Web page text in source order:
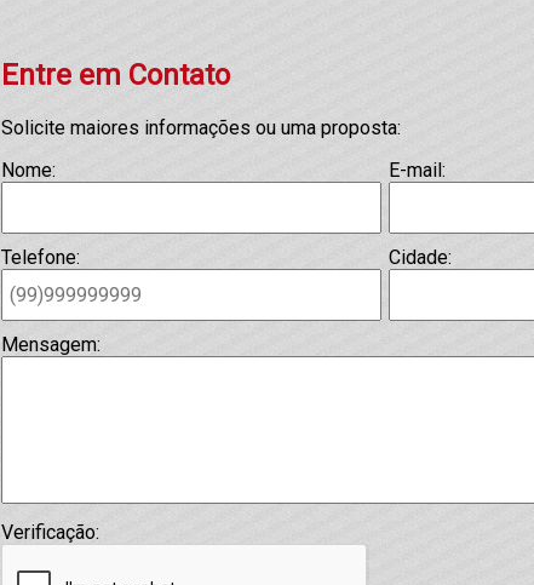
Entre em Contato
Solicite maiores informações ou uma proposta:
Nome:
Telefone:
E-mail:
Cidade:
Mensagem:
Verificação: